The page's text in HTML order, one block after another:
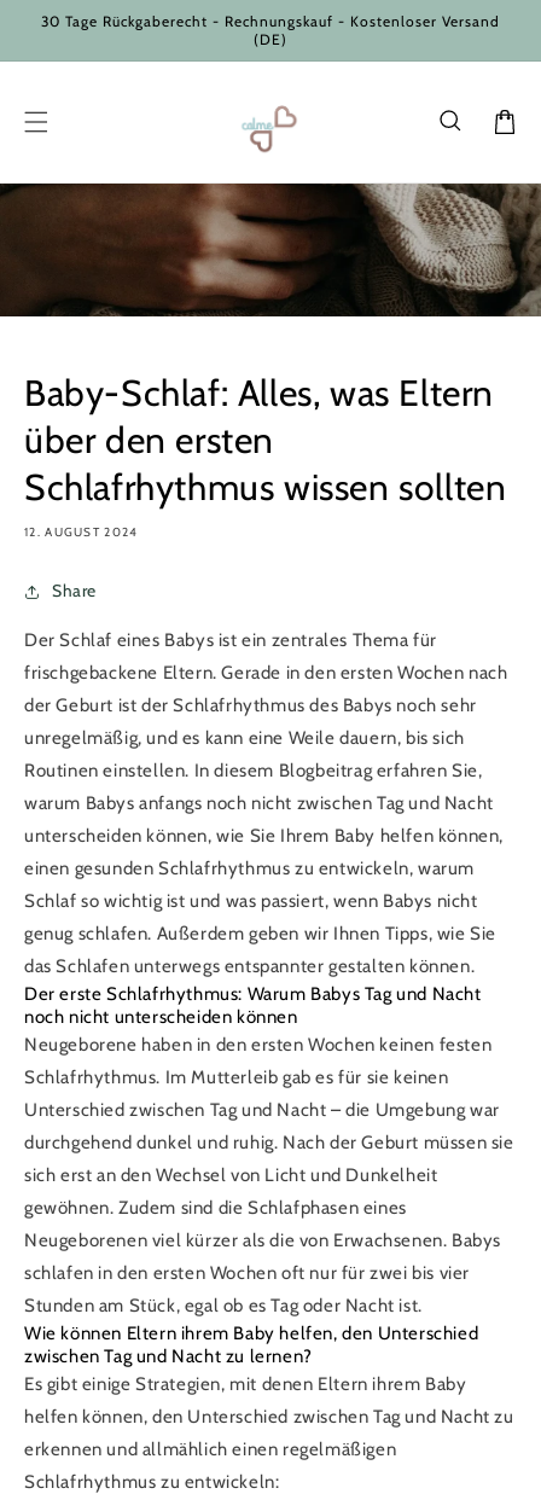
zum
30 Tage Rückgaberecht - Rechnungskauf - Kostenloser Versand
(DE)
Baby-Schlaf: Alles, was Eltern
über den ersten
Schlafrhythmus wissen sollten
12. AUGUST 2024
Share
Der Schlaf eines Babys ist ein zentrales Thema für
frischgebackene Eltern. Gerade in den ersten Wochen nach
der Geburt ist der Schlafrhythmus des Babys noch sehr
unregelmäßig, und es kann eine Weile dauern, bis sich
Routinen einstellen. In diesem Blogbeitrag erfahren Sie,
warum Babys anfangs noch nicht zwischen Tag und Nacht
unterscheiden können, wie Sie Ihrem Baby helfen können,
einen gesunden Schlafrhythmus zu entwickeln, warum
Schlaf so wichtig ist und was passiert, wenn Babys nicht
genug schlafen. Außerdem geben wir Ihnen Tipps, wie Sie
das Schlafen unterwegs entspannter gestalten können.
Der erste Schlafrhythmus: Warum Babys Tag und Nacht
noch nicht unterscheiden können
Neugeborene haben in den ersten Wochen keinen festen
Schlafrhythmus. Im Mutterleib gab es für sie keinen
Unterschied zwischen Tag und Nacht – die Umgebung war
durchgehend dunkel und ruhig. Nach der Geburt müssen sie
sich erst an den Wechsel von Licht und Dunkelheit
gewöhnen. Zudem sind die Schlafphasen eines
Neugeborenen viel kürzer als die von Erwachsenen. Babys
schlafen in den ersten Wochen oft nur für zwei bis vier
Stunden am Stück, egal ob es Tag oder Nacht ist.
Wie können Eltern ihrem Baby helfen, den Unterschied
zwischen Tag und Nacht zu lernen?
Es gibt einige Strategien, mit denen Eltern ihrem Baby
helfen können, den Unterschied zwischen Tag und Nacht zu
erkennen und allmählich einen regelmäßigen
Schlafrhythmus zu entwickeln: